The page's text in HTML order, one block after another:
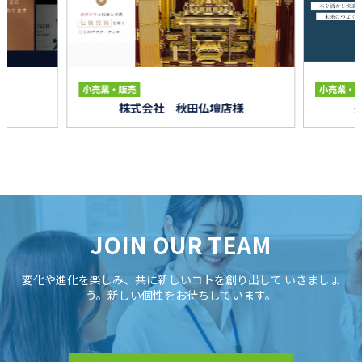
小売業・販売
株式会社 秋田仏壇店様
小売業・
JOIN OUR TEAM
変化や進化を楽しみ、共に新しいコトを創り出して いきましょ
う。新しい個性をお待ちしています。